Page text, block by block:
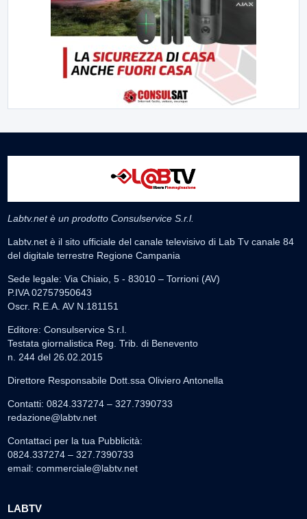
Labtv.net è un prodotto Consulservice S.r.l.
Labtv.net è il sito ufficiale del canale televisivo di Lab Tv canale 84
del digitale terrestre Regione Campania
Sede legale: Via Chiaio, 5 - 83010 – Torrioni (AV)
P.IVA 02757950643
Oscr. R.E.A. AV N.181151
Editore: Consulservice S.r.l.
Testata giornalistica Reg. Trib. di Benevento
n. 244 del 26.02.2015
Direttore Responsabile Dott.ssa Oliviero Antonella
Contatti: 0824.337274 – 327.7390733
redazione@labtv.net
Contattaci per la tua Pubblicità:
0824.337274 – 327.7390733
email: commerciale@labtv.net
LABTV